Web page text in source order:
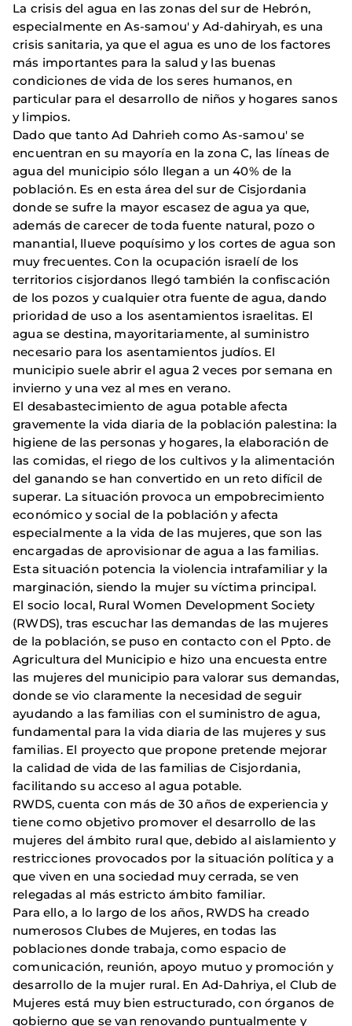
La crisis del agua en las zonas del sur de Hebrón,
especialmente en As-samou' y Ad-dahiryah, es una
crisis sanitaria, ya que el agua es uno de los factores
más importantes para la salud y las buenas
condiciones de vida de los seres humanos, en
particular para el desarrollo de niños y hogares sanos
y limpios.
Dado que tanto Ad Dahrieh como As-samou' se
encuentran en su mayoría en la zona C, las líneas de
agua del municipio sólo llegan a un 40% de la
población. Es en esta área del sur de Cisjordania
donde se sufre la mayor escasez de agua ya que,
además de carecer de toda fuente natural, pozo o
manantial, llueve poquísimo y los cortes de agua son
muy frecuentes. Con la ocupación israelí de los
territorios cisjordanos llegó también la confiscación
de los pozos y cualquier otra fuente de agua, dando
prioridad de uso a los asentamientos israelitas. El
agua se destina, mayoritariamente, al suministro
necesario para los asentamientos judíos. El
municipio suele abrir el agua 2 veces por semana en
invierno y una vez al mes en verano.
El desabastecimiento de agua potable afecta
gravemente la vida diaria de la población palestina: la
higiene de las personas y hogares, la elaboración de
las comidas, el riego de los cultivos y la alimentación
del ganando se han convertido en un reto difícil de
superar. La situación provoca un empobrecimiento
económico y social de la población y afecta
especialmente a la vida de las mujeres, que son las
encargadas de aprovisionar de agua a las familias.
Esta situación potencia la violencia intrafamiliar y la
marginación, siendo la mujer su víctima principal.
El socio local, Rural Women Development Society
(RWDS), tras escuchar las demandas de las mujeres
de la población, se puso en contacto con el Ppto. de
Agricultura del Municipio e hizo una encuesta entre
las mujeres del municipio para valorar sus demandas,
donde se vio claramente la necesidad de seguir
ayudando a las familias con el suministro de agua,
fundamental para la vida diaria de las mujeres y sus
familias. El proyecto que propone pretende mejorar
la calidad de vida de las familias de Cisjordania,
facilitando su acceso al agua potable.
RWDS, cuenta con más de 30 años de experiencia y
tiene como objetivo promover el desarrollo de las
mujeres del ámbito rural que, debido al aislamiento y
restricciones provocados por la situación política y a
que viven en una sociedad muy cerrada, se ven
relegadas al más estricto ámbito familiar.
Para ello, a lo largo de los años, RWDS ha creado
numerosos Clubes de Mujeres, en todas las
poblaciones donde trabaja, como espacio de
comunicación, reunión, apoyo mutuo y promoción y
desarrollo de la mujer rural. En Ad-Dahriya, el Club de
Mujeres está muy bien estructurado, con órganos de
gobierno que se van renovando puntualmente y